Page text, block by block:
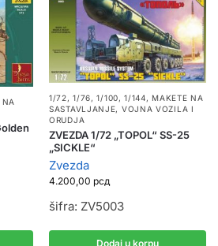
NA
1/72, 1/76, 1/100, 1/144,MAKETE NA
SASTAVLJANJE, VOJNA VOZILA I
ORUDJA
ZVEZDA 1/72 „TOPOL“ SS-25
„SICKLE“
Zvezda
4.200,00 рсд
šifra: ZV5003
Dodaj u korpu